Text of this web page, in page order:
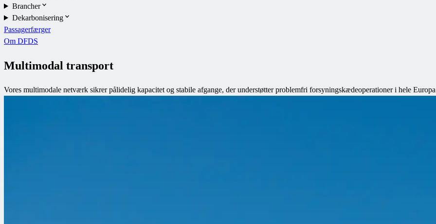
Brancher
Dekarbonisering
Passagerfærger
Om DFDS
Multimodal transport
Vores multimodale netværk sikrer pålidelig kapacitet og stabile afgange, der understøtter problemfri forsyningskædeoperationer i hele